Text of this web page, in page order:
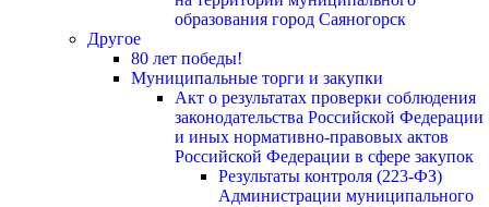
образования город Саяногорск
Другое
80 лет победы!
Муниципальные торги и закупки
Акт о результатах проверки соблюдения
законодательства Российской Федерации
и иных нормативно-правовых актов
Российской Федерации в сфере закупок
Результаты контроля (223-ФЗ)
Администрации муниципального